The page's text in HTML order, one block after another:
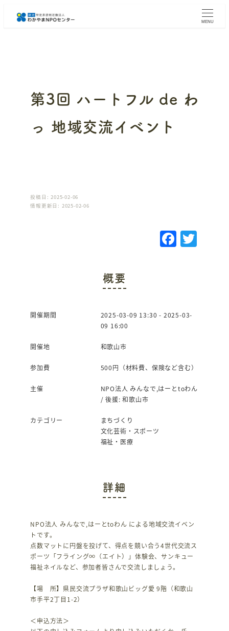
MENU
第3回 ハートフル de わ
っ 地域交流イベント
投稿日: 2025-02-06
情報更新日: 2025-02-06
F
a
o
T
概要
開催期間
2025-03-09 13:30 - 2025-03-
09 16:00
開催地 和歌山市
参加費 500円（材料費、保険など含む）
主催
NPO法人 みんなで,はーとtoわん
/ 後援: 和歌山市
カテゴリー
まちづくり
文化芸術・スポーツ
福祉・医療
詳細
NPO法人 みんなで,はーとtoわん による地域交流イベン
トです。
点数マットに円盤を投げて、得点を競い合う4世代交流ス
ポーツ「フライング∞（エイト）」体験会、サンキュー
福祉ネイルなど、参加者皆さんで交流しましょう。
【場 所】県民交流プラザ和歌山ビッグ愛 9階（和歌山
市手平2丁目1-2）
＜申込方法＞